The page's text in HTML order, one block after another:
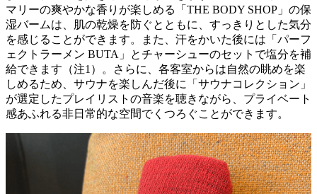
マリーの爽やかな香りが楽しめる「THE BODY SHOP」の保
湿バームは、肌の乾燥を防ぐとともに、すっきりとした気分
を感じることができます。また、汗をかいた後には「パーフ
ェクトラーメン BUTA」とチャーシューのセットで塩分を補
給できます（注1）。さらに、各客室からは自然の眺めを楽
しめるため、サウナを楽しんだ後に「サウナコレクション」
が選定したプレイリストの音楽を聴きながら、プライベート
感あふれる非日常的な空間でくつろぐことができます。